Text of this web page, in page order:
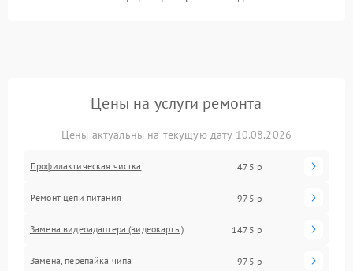
Цены на услуги ремонта
Цены актуальны на текущую дату 10.08.2026
Профилактическая чистка 475 р
Ремонт цепи питания 975 р
Замена видеоадаптера (видеокарты) 1475 р
Замена, перепайка чипа 975 р